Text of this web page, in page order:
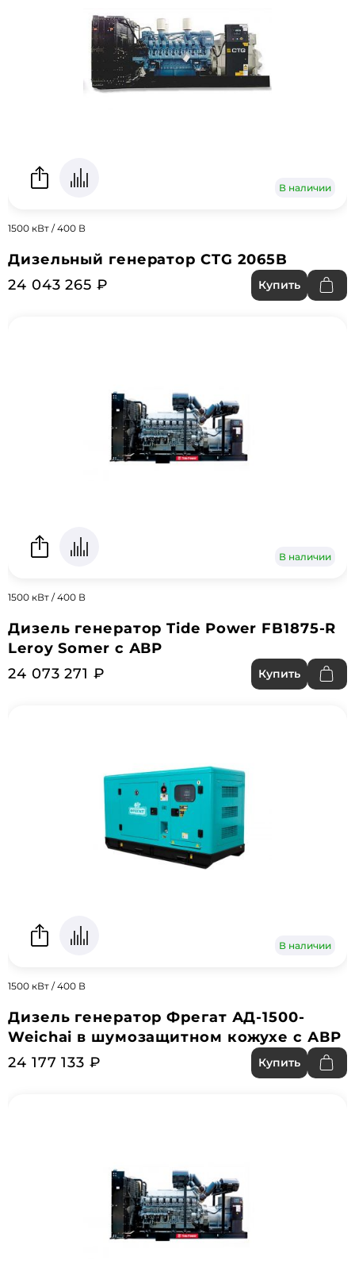
В наличии
1500 кВт / 400 В
Дизельный генератор CTG 2065B
24 043 265 ₽
Купить
В наличии
1500 кВт / 400 В
Дизель генератор Tide Power FB1875-R
Leroy Somer с АВР
24 073 271 ₽
Купить
В наличии
1500 кВт / 400 В
Дизель генератор Фрегат АД-1500-
Weichai в шумозащитном кожухе с АВР
24 177 133 ₽
Купить